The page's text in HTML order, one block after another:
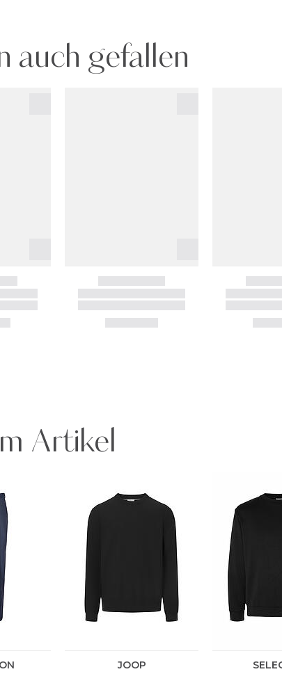
auch gefallen
Artikel